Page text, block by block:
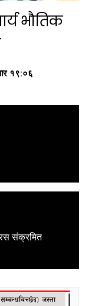
भौतिक
१९:०६
संक्रमित